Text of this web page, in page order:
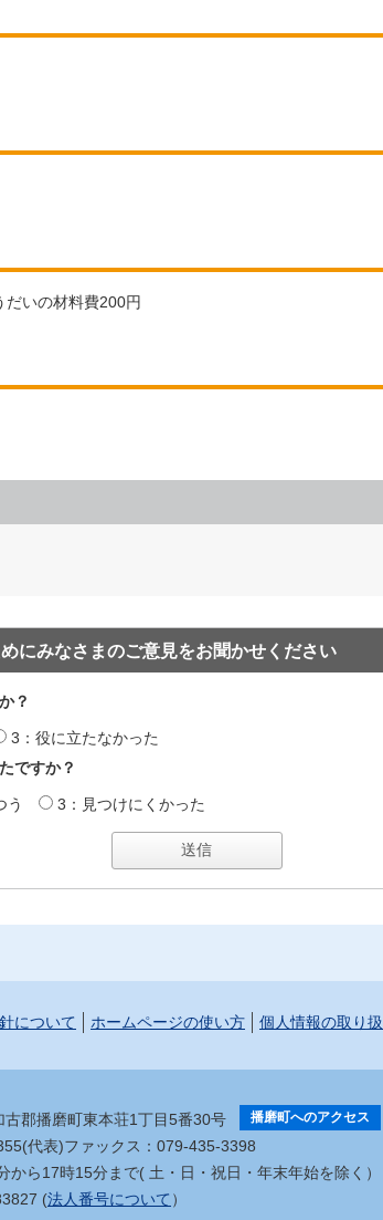
いの材料費200円
にみなさまのご意見をお聞かせください
？
3：役に立たなかった
ですか？
う 3：見つけにくかった
について ホームページの使い方 個人情報の取り
古郡播磨町東本荘1丁目5番30号 播磨町へのアクセス
代表)ファックス：079-435-3398
から17時15分まで( 土・日・祝日・年末年始を除く）
(法人番号について ）